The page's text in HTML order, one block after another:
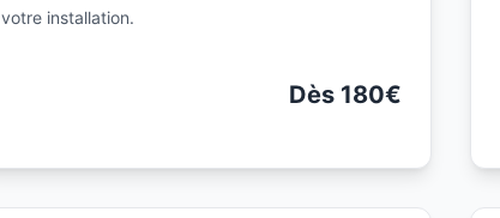
votre installation.
Dès 180€